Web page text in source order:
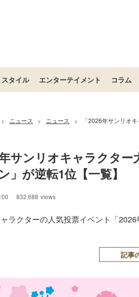
スタイル エンターテイメント コラム
> ニュース > ニュース >
「2026年サンリオ
年サンリオキャラクタ
」が逆転1位【一覧】
832,688 views
ラクターの人気投票イベント「
記事